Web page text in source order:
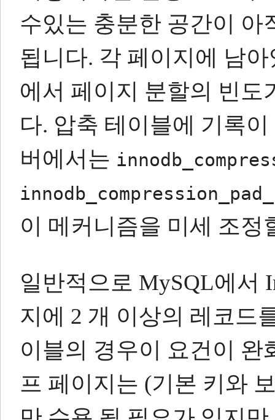
수있는 충분한 공간이 아
됩니다. 각 페이지에 남
에서 페이지 분할의 빈도
다. 압축 테이블에 기록
버에서는
이 메커니즘을 미세 조정
일반적으로 MySQL에서
지에 2 개 이상의 레코드
이블의 경우이 요건이 완
프 페이지는 (기본 키와